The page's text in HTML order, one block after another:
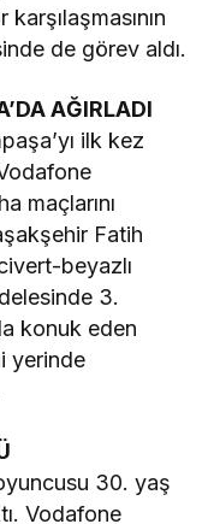
de görev aldı.
AĞIRLADI
ilk kez
maçlarını
Fatih
beyazlı
3.
konuk eden
yerinde
30. yaş
Vodafone